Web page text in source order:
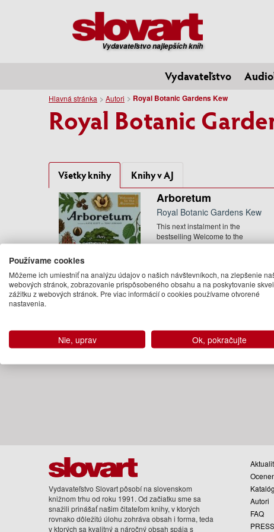
Vydavateľstvo najlepších kníh
Vydavateľstvo
Hlavná stránka Autori Royal Botanic Gardens Kew
Royal Botanic
Všetky knihy Knihy v AJ
Arboretum
Royal Botanic Gardens Kew
This next instalment in the
bestselling Welcome to the
Museum collection in collaboration
32.95 €
Na sklade
Vydavateľstvo Slovart pôsobí na slovenskom
knižnom trhu od roku 1991. Od začiatku sme sa
snažili prinášať našim čitateľom knihy, v ktorých
rovnako dôležitú úlohu zohráva obsah i forma, teda
v ktorých sa kvalitný a náročný obsah spája s
Katalóg
Autori
FAQ
PRESS
Používame cookies
Môžeme ich umiestniť na analýzu údajov o našich návštevníkoch, na zlepšenie
webových stránok, zobrazovanie prispôsobeného obsahu a na poskytovanie
zážitku z webových stránok. Pre viac informácií o cookies používame otvorené
nastavenia.
Nie, uprav Ok, pokračujte